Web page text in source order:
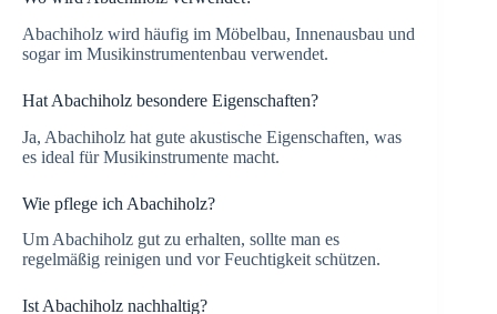
Abachiholz wird häufig im Möbelbau, Innenausbau und
sogar im Musikinstrumentenbau verwendet.
Hat Abachiholz besondere Eigenschaften?
Ja, Abachiholz hat gute akustische Eigenschaften, was
es ideal für Musikinstrumente macht.
Wie pflege ich Abachiholz?
Um Abachiholz gut zu erhalten, sollte man es
regelmäßig reinigen und vor Feuchtigkeit schützen.
Ist Abachiholz nachhaltig?